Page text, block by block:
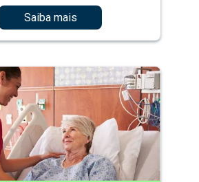
Saiba mais